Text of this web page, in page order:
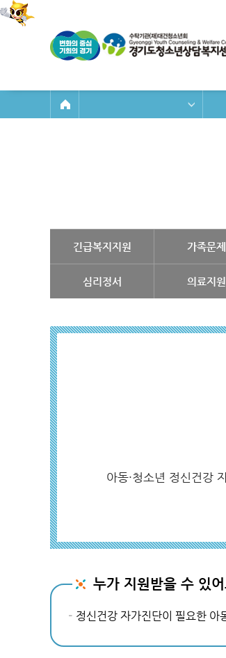
긴급복지지원 가족문제
심리정서 의료지원
아동·청소년 정신건강
누가 지원받을 수 있
정신건강 자가진단이 필요한 아